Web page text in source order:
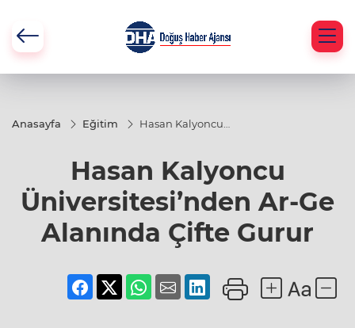
Anasayfa Eğitim
Hasan Kalyoncu
Çifte Gurur
Hasan Kalyoncu
Üniversitesi’nden Ar-Ge
Alanında Çifte Gurur